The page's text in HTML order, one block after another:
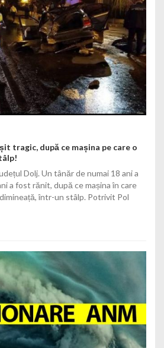
tragic, după ce mașina pe care o
Dolj. Un tânăr de numai 18 ani a
a fost rănit, după ce mașina în care
într-un stâlp. Potrivit Pol